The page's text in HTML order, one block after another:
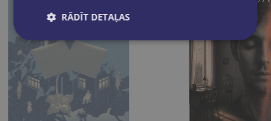
RĀDĪT DETAĻAS